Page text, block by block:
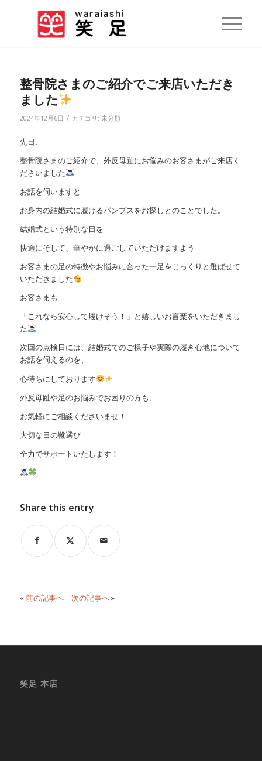
整骨院さまのご紹介でご来店いただき
ました
2024年12月6日 / カテゴリ: 未分類
先日、
整骨院さまのご紹介で、外反母趾にお悩みのお客さまがご来店く
ださいました
お話を伺いますと
お身内の結婚式に履けるパンプスをお探しとのことでした。
結婚式という特別な日を
快適にそして、華やかに過ごしていただけますよう
お客さまの足の特徴やお悩みに合った一足をじっくりと選ばせて
いただきました
お客さまも
「これなら安心して履けそう！」と嬉しいお言葉をいただきまし
た
次回の点検日には、結婚式でのご様子や実際の履き心地について
お話を伺えるのを、
心待ちにしております
外反母趾や足のお悩みでお困りの方も、
お気軽にご相談くださいませ！
大切な日の靴選び
全力でサポートいたします！
Share this entry
«前の記事へ 次の記事へ»
笑足 本店